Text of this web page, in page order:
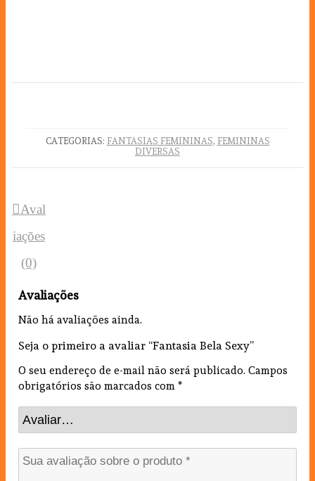
CATEGORIAS: FANTASIAS FEMININAS, FEMININAS
DIVERSAS
Aval
iações
(0)
Avaliações
Não há avaliações ainda.
Seja o primeiro a avaliar “Fantasia Bela Sexy”
O seu endereço de e-mail não será publicado. Campos
obrigatórios são marcados com *